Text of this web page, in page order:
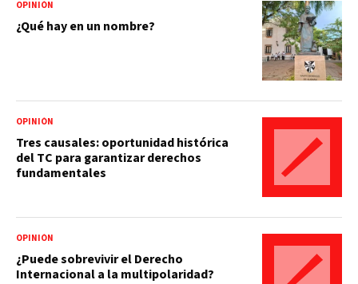
OPINIÓN
¿Qué hay en un nombre?
OPINIÓN
Tres causales: oportunidad histórica
del TC para garantizar derechos
fundamentales
OPINIÓN
¿Puede sobrevivir el Derecho
Internacional a la multipolaridad?